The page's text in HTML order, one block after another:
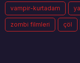
vampir-kurtadam
zombi filmleri çöl